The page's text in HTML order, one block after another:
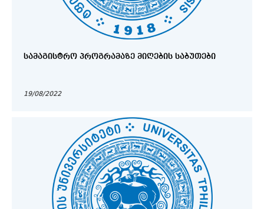
ᲡᲐᲛᲐᲒᲘᲡᲢᲠᲝ ᲞᲠᲝᲒᲠᲐᲛᲐᲖᲔ ᲛᲘᲦᲔᲑᲘᲡ ᲡᲐᲑᲣᲗᲔᲑᲘ
19/08/2022